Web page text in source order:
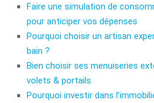
Faire une simulation de
pour anticiper vos dépenses
Pourquoi choisir un artisan
bain ?
Bien choisir ses menuiseries
volets & portails
Pourquoi investir dans